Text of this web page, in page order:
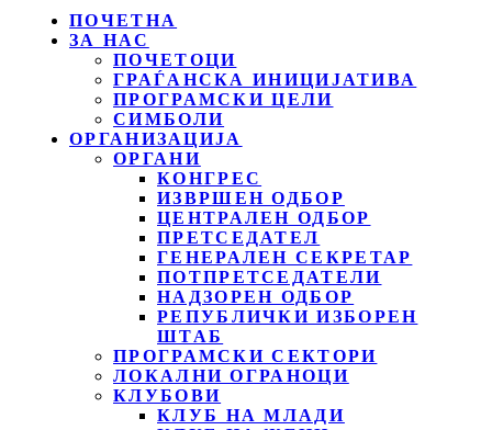
ПОЧЕТНА
ЗА НАС
ПОЧЕТОЦИ
ГРАЃАНСКА ИНИЦИЈАТИВА
ПРОГРАМСКИ ЦЕЛИ
СИМБОЛИ
ОРГАНИЗАЦИЈА
ОРГАНИ
КОНГРЕС
ИЗВРШЕН ОДБОР
ЦЕНТРАЛЕН ОДБОР
ПРЕТСЕДАТЕЛ
ГЕНЕРАЛЕН СЕКРЕТАР
ПОТПРЕТСЕДАТЕЛИ
НАДЗОРЕН ОДБОР
РЕПУБЛИЧКИ ИЗБОРЕН
ШТАБ
ПРОГРАМСКИ СЕКТОРИ
ЛОКАЛНИ ОГРАНОЦИ
КЛУБОВИ
КЛУБ НА МЛАДИ